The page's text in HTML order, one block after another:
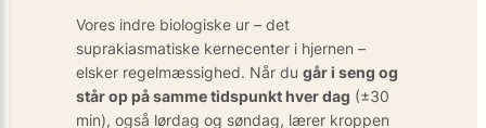
Vores indre biologiske ur – det
suprakiasmatiske kerne­center i hjernen –
elsker regelmæssighed. Når du går i seng og
står op på samme tidspunkt hver dag (±30
min), også lørdag og søndag, lærer kroppen